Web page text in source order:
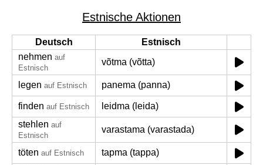
Estnische Aktionen
Deutsch
Estnisch
nehmen auf
Estnisch
võtma (võtta)
legen auf Estnisch panema (panna)
finden auf Estnisch
leidma (leida)
stehlen auf
Estnisch
varastama (varastada)
töten auf Estnisch
tapma (tappa)